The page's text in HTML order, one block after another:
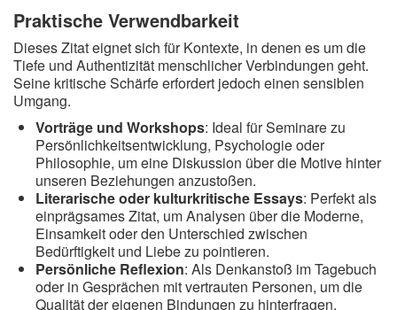
Praktische Verwendbarkeit
Dieses Zitat eignet sich für Kontexte, in denen es um die
Tiefe und Authentizität menschlicher Verbindungen geht.
Seine kritische Schärfe erfordert jedoch einen sensiblen
Umgang.
Vorträge und Workshops: Ideal für Seminare zu
Persönlichkeitsentwicklung, Psychologie oder
Philosophie, um eine Diskussion über die Motive hinter
unseren Beziehungen anzustoßen.
Literarische oder kulturkritische Essays: Perfekt als
einprägsames Zitat, um Analysen über die Moderne,
Einsamkeit oder den Unterschied zwischen
Bedürftigkeit und Liebe zu pointieren.
Persönliche Reflexion: Als Denkanstoß im Tagebuch
oder in Gesprächen mit vertrauten Personen, um die
Qualität der eigenen Bindungen zu hinterfragen.